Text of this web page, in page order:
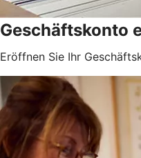
Geschäftskonto
Eröffnen Sie Ihr